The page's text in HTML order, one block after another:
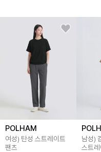
POLHAM
여성) 탄성 스트레이트
팬츠
남성)
스트